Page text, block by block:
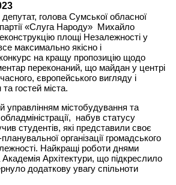
голова Сумської обласної
партії «Слуга Народу» Михайло
площі Незалежності у
максимально якісно і
на кращу пропозицію щодо
переконаний, що майдан у центрі
європейського вигляду і
гостей міста.
управлінням містобудування та
набув статусу
студентів, які представили своє
організації громадського
Найкращі роботи днями
Архітектури, що підкреслило
додаткову увагу спільноти